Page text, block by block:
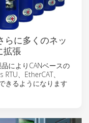
らに多くのネッ
拡張
によりCANベースの
、EtherCAT、
きるようになります